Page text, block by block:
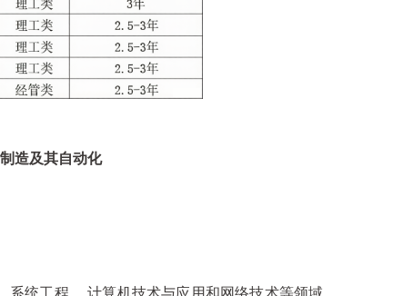
造及其自动化
统工程、 计算机技术与应用和网络技术等领域